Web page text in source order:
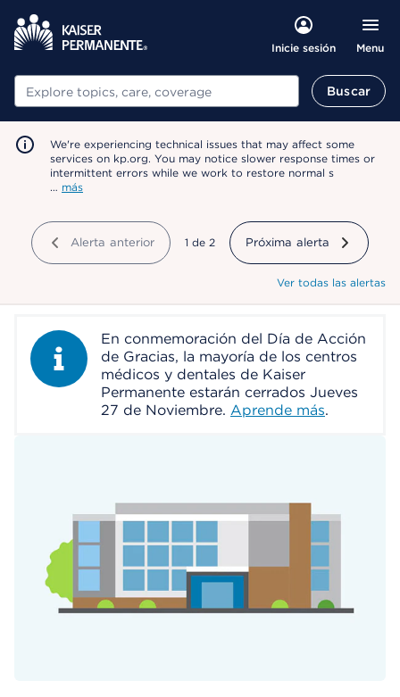
Inicie sesión Menu
Buscar Buscar
We're experiencing technical issues that may affect some
services on kp.org. You may notice slower response times or
intermittent errors while we work to restore normal s
… más
Alerta anterior mostrando
1 de 2 Próxima alerta
Ver todas las alertas
Information AlertEn conmemoración del Día de Acción
de Gracias, la mayoría de los centros
médicos y dentales de Kaiser
Permanente estarán cerrados Jueves
27 de Noviembre. Aprende más.